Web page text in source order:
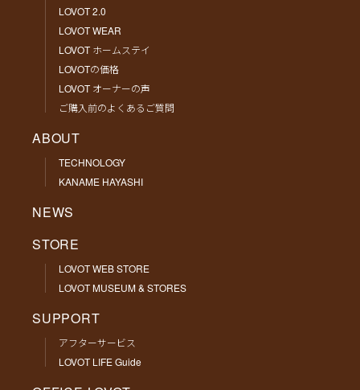
LOVOT 2.0
LOVOT WEAR
LOVOT ホームステイ
LOVOTの価格
LOVOT オーナーの声
ご購入前のよくあるご質問
ABOUT
TECHNOLOGY
KANAME HAYASHI
NEWS
STORE
LOVOT WEB STORE
LOVOT MUSEUM & STORES
SUPPORT
アフターサービス
LOVOT LIFE Guide